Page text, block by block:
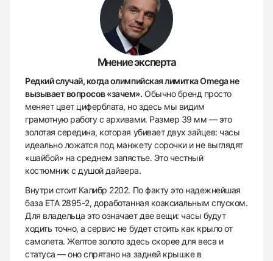
Мнение эксперта
Редкий случай, когда олимпийская лимитка Omega не
вызывает вопросов «зачем». Обычно бренд просто
меняет цвет циферблата, но здесь мы видим
грамотную работу с архивами. Размер 39 мм — это
золотая середина, которая убивает двух зайцев: часы
идеально ложатся под манжету сорочки и не выглядят
«шайбой» на среднем запястье. Это честный
костюмник с душой дайвера.
Внутри стоит Калибр 2202. По факту это надежнейшая
база ETA 2895-2, доработанная коаксиальным спуском.
Для владельца это означает две вещи: часы будут
ходить точно, а сервис не будет стоить как крыло от
самолета. Желтое золото здесь скорее для веса и
статуса — оно спрятано на задней крышке в